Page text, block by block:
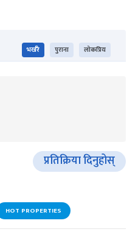
भर्खरै पुराना लोकप्रिय
प्रतिक्रिया दिनुहोस्
HOT PROPERTIES